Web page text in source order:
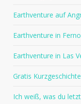
Earthventure auf
Earthventure in
Earthventure in Las
Gratis
Ich weiß, was du